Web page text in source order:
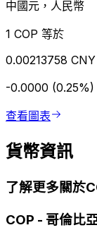
中國元，人民幣
1 COP 等於
0.00213758 CNY
-0.0000 (0.25%)
查看圖表
貨幣資訊
了解更多關於
COP - 哥倫比